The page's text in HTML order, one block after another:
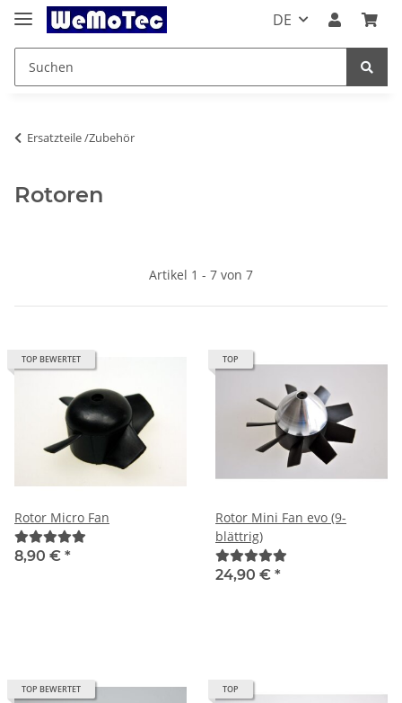
DE
Ersatzteile /Zubehör
Rotoren
Artikel 1 - 7 von 7
TOP BEWERTET
Rotor Micro Fan
8,90 € *
TOP
Rotor Mini Fan evo (9-
blättrig)
24,90 € *
TOP BEWERTET TOP